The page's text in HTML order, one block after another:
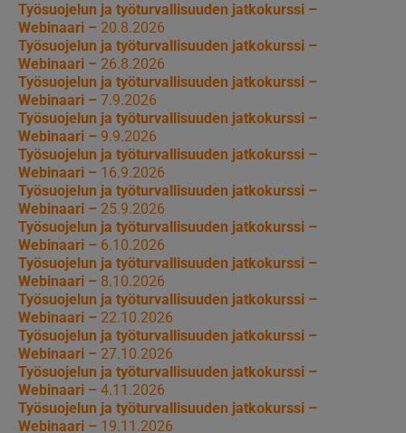
Työsuojelun ja työturvallisuuden jatkokurssi –
Webinaari – 20.8.2026
Työsuojelun ja työturvallisuuden jatkokurssi –
Webinaari – 26.8.2026
Työsuojelun ja työturvallisuuden jatkokurssi –
Webinaari – 7.9.2026
Työsuojelun ja työturvallisuuden jatkokurssi –
Webinaari – 9.9.2026
Työsuojelun ja työturvallisuuden jatkokurssi –
Webinaari – 16.9.2026
Työsuojelun ja työturvallisuuden jatkokurssi –
Webinaari – 25.9.2026
Työsuojelun ja työturvallisuuden jatkokurssi –
Webinaari – 6.10.2026
Työsuojelun ja työturvallisuuden jatkokurssi –
Webinaari – 8.10.2026
Työsuojelun ja työturvallisuuden jatkokurssi –
Webinaari – 22.10.2026
Työsuojelun ja työturvallisuuden jatkokurssi –
Webinaari – 27.10.2026
Työsuojelun ja työturvallisuuden jatkokurssi –
Webinaari – 4.11.2026
Työsuojelun ja työturvallisuuden jatkokurssi –
Webinaari – 19.11.2026